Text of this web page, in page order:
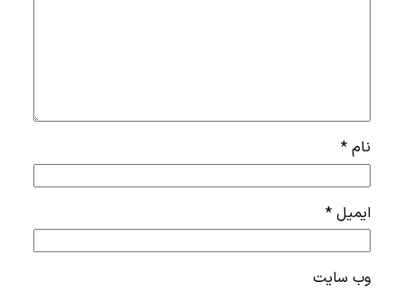
نام *
ایمیل *
وب‌ سایت